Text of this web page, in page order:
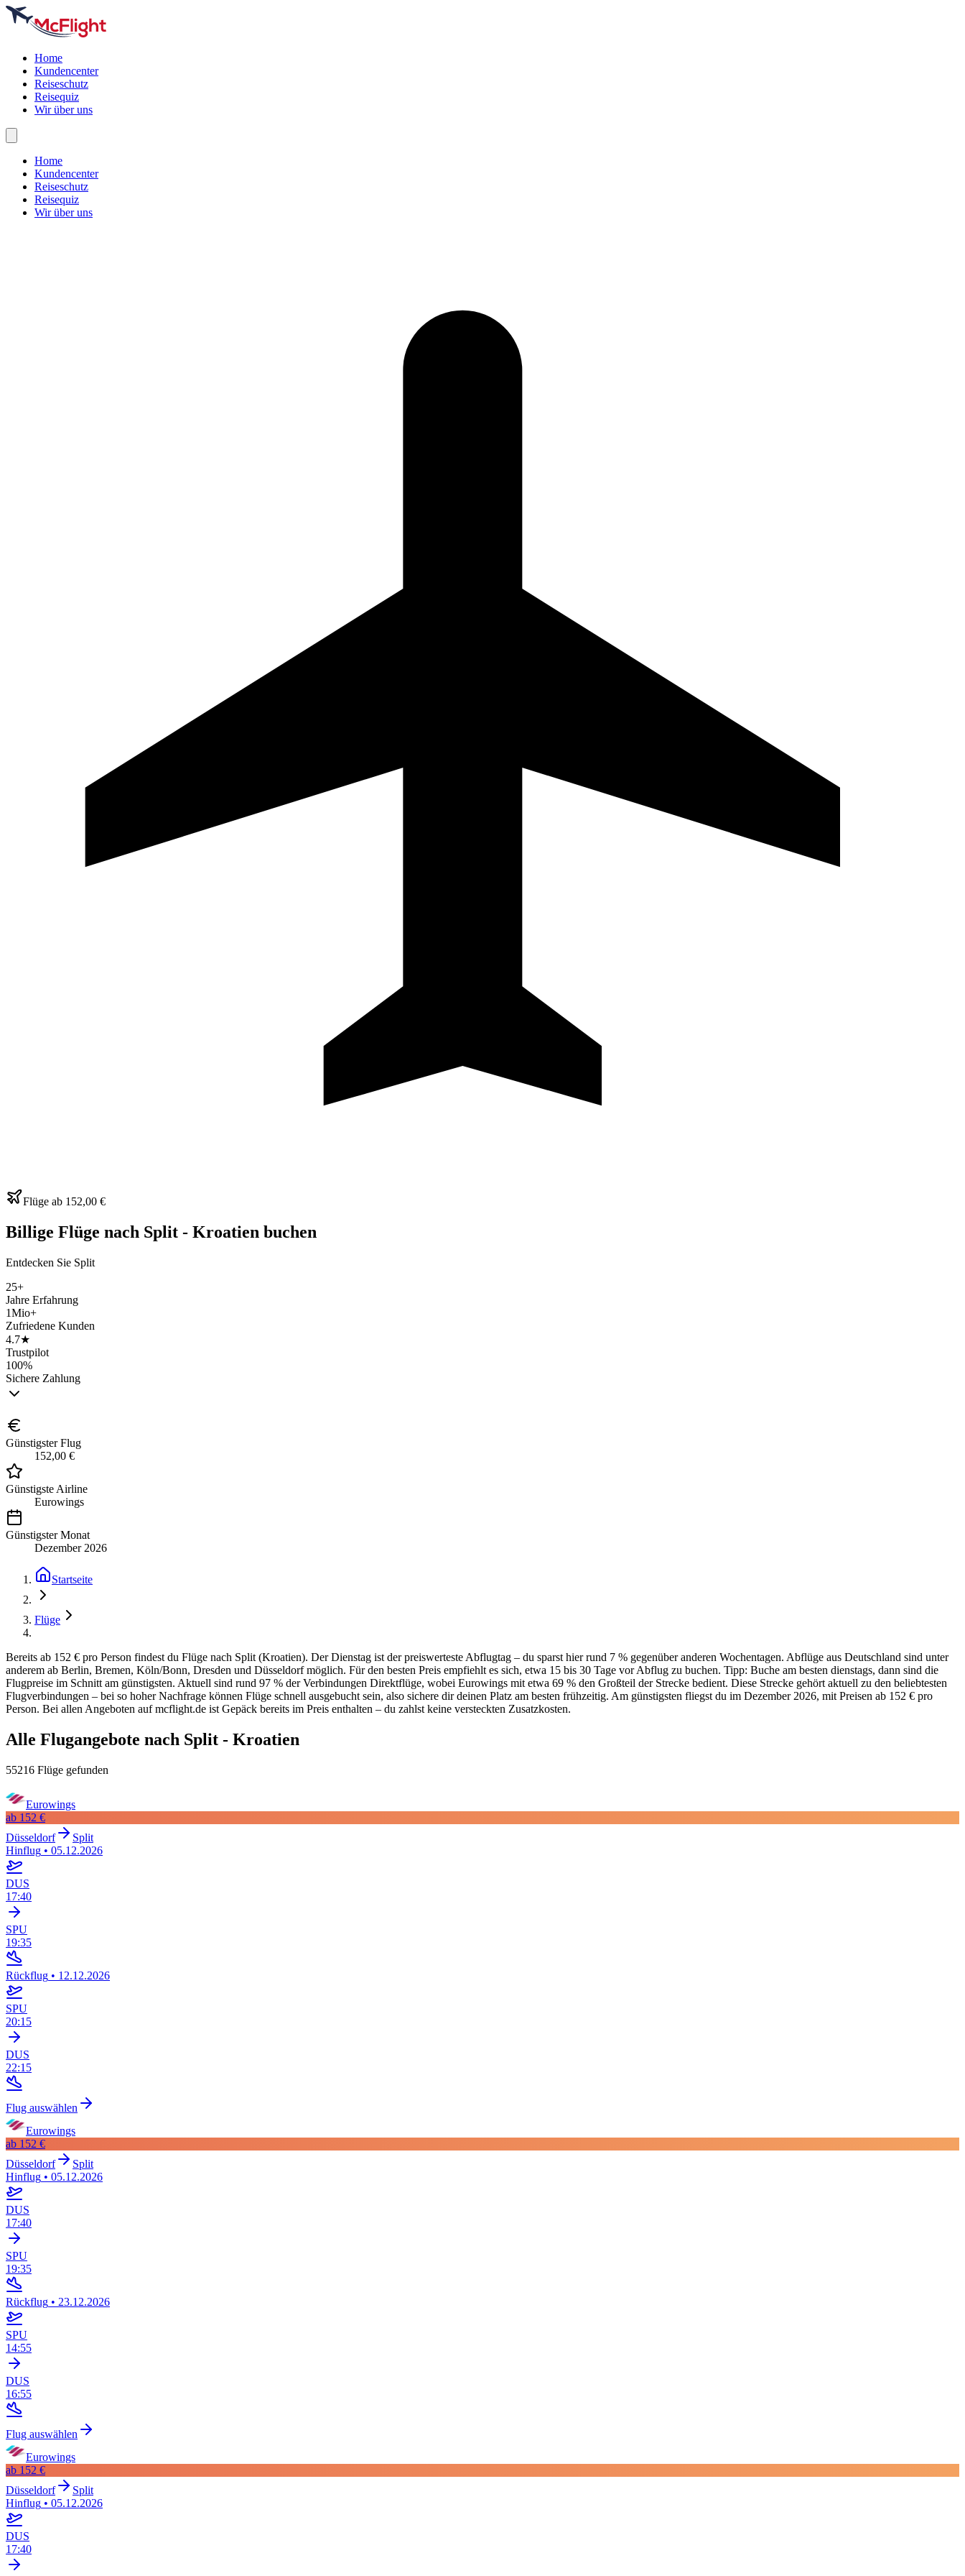
Home
Kundencenter
Reiseschutz
Reisequiz
Wir über uns
Home
Kundencenter
Reiseschutz
Reisequiz
Wir über uns
Flüge ab 152,00 €
Billige Flüge nach Split - Kroatien buchen
Entdecken Sie Split
25+
Jahre Erfahrung
1Mio+
Zufriedene Kunden
4.7★
Trustpilot
100%
Sichere Zahlung
Günstigster Flug
152,00 €
Günstigste Airline
Eurowings
Günstigster Monat
Dezember 2026
Startseite
Flüge
Bereits ab 152 € pro Person findest du Flüge nach Split (Kroatien). Der Dienstag ist der preiswerteste Abflugtag – du sparst hier rund 7 % gegenüber anderen Wochentagen. Abflüge aus Deutschland sind unter
anderem ab Berlin, Bremen, Köln/Bonn, Dresden und Düsseldorf möglich. Für den besten Preis empfiehlt es sich, etwa 15 bis 30 Tage vor Abflug zu buchen. Tipp: Buche am besten dienstags, dann sind die
Flugpreise im Schnitt am günstigsten. Aktuell sind rund 97 % der Verbindungen Direktflüge, wobei Eurowings mit etwa 69 % den Großteil der Strecke bedient. Diese Strecke gehört aktuell zu den beliebtesten
Flugverbindungen – bei so hoher Nachfrage können Flüge schnell ausgebucht sein, also sichere dir deinen Platz am besten frühzeitig. Am günstigsten fliegst du im Dezember 2026, mit Preisen ab 152 € pro
Person. Bei allen Angeboten auf mcflight.de ist Gepäck bereits im Preis enthalten – du zahlst keine versteckten Zusatzkosten.
Alle Flugangebote nach Split - Kroatien
55216 Flüge gefunden
Eurowings
ab 152 €
Düsseldorf
Split
Hinflug • 05.12.2026
DUS
17:40
SPU
19:35
Rückflug • 12.12.2026
SPU
20:15
DUS
22:15
Flug auswählen
Eurowings
ab 152 €
Düsseldorf
Split
Hinflug • 05.12.2026
DUS
17:40
SPU
19:35
Rückflug • 23.12.2026
SPU
14:55
DUS
16:55
Flug auswählen
Eurowings
ab 152 €
Düsseldorf
Split
Hinflug • 05.12.2026
DUS
17:40